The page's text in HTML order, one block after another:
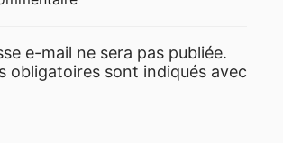
e-mail ne sera pas publiée.
obligatoires sont indiqués avec